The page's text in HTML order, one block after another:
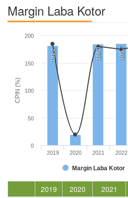
Margin Laba Kotor
CPIN (%)
181,2 184,3 185,7
Margin Laba Kotor
2019 2020 2021 2022
0
50
100
150
200
2019 2020 2021